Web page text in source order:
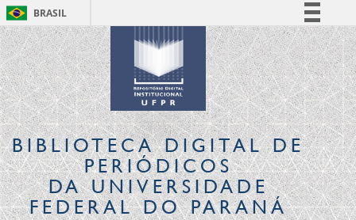
BRASIL
Simplifique!
Comunica BR
Participe
Acesso à informação
Legislação
Canais
BIBLIOTECA DIGITALDE
PERIÓDICOS
DA UNIVERSIDADE
FEDERAL DO PARANÁ